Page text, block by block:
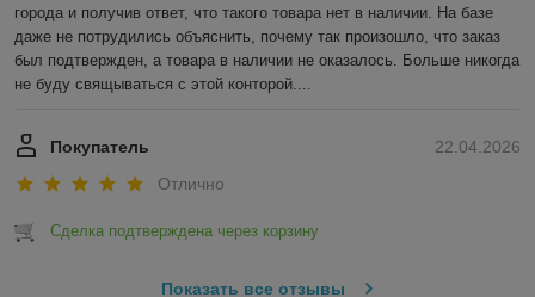
города и получив ответ, что такого товара нет в наличии. На базе
даже не потрудились объяснить, почему так произошло, что заказ
был подтвержден, а товара в наличии не оказалось. Больше никогда
не буду свящываться с этой конторой....
22.04.2026
Покупатель
Отлично
Сделка подтверждена через корзину
Показать все отзывы